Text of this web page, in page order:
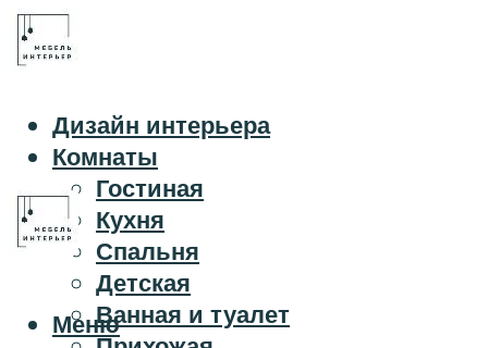
Дизайн интерьера
Комнаты
Гостиная
Кухня
Спальня
Детская
Ванная и туалет
Меню